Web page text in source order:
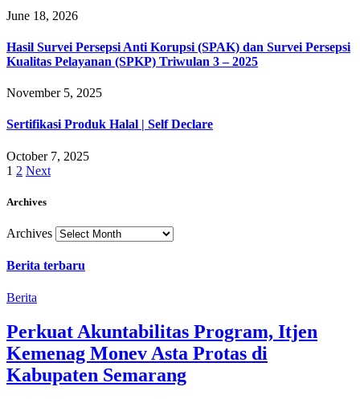
June 18, 2026
Hasil Survei Persepsi Anti Korupsi (SPAK) dan Survei Persepsi
Kualitas Pelayanan (SPKP) Triwulan 3 – 2025
November 5, 2025
Sertifikasi Produk Halal | Self Declare
October 7, 2025
1 2 Next
Archives
Archives
Berita terbaru
Berita
Perkuat Akuntabilitas Program, Itjen
Kemenag Monev Asta Protas di
Kabupaten Semarang